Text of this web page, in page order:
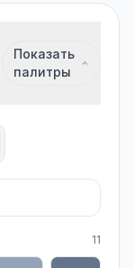
Показать
палитры
11